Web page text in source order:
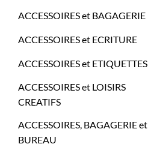
ACCESSOIRES et BAGAGERIE
ACCESSOIRES et ECRITURE
ACCESSOIRES et ETIQUETTES
ACCESSOIRES et LOISIRS
CREATIFS
ACCESSOIRES, BAGAGERIE et
BUREAU